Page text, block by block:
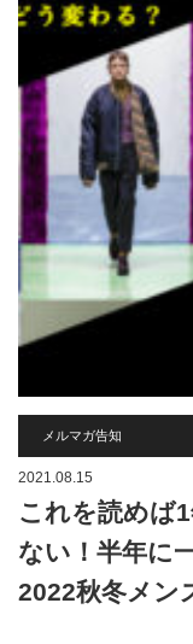
メルマガ告知
2021.08.15
これを読めば
ない！半年に
2022秋冬メン